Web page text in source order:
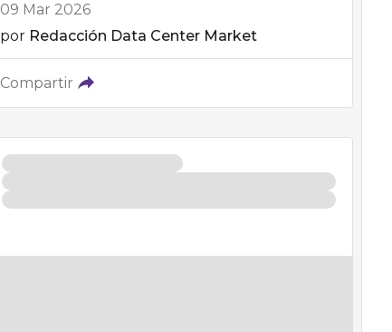
09 Mar 2026
por Redacción Data Center Market
Compartir